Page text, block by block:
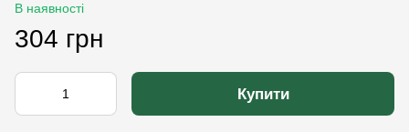
В наявності
304 грн
Купити